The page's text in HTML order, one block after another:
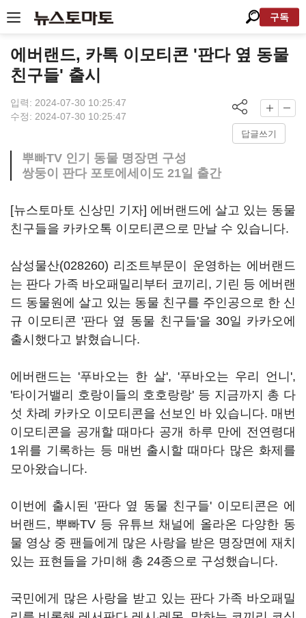
구독
에버랜드, 카톡 이모티콘 '판다 옆 동물
친구들' 출시
입력: 2024-07-30 10:25:47
수정: 2024-07-30 10:25:47
답글쓰기
뿌빠TV 인기 동물 명장면 구성
쌍둥이 판다 포토에세이도 21일 출간
[뉴스토마토 신상민 기자] 에버랜드에 살고 있는 동물
친구들을 카카오톡 이모티콘으로 만날 수 있습니다.
삼성물산(028260) 리조트부문이 운영하는 에버랜드
는 판다 가족 바오패밀리부터 코끼리, 기린 등 에버랜
드 동물원에 살고 있는 동물 친구를 주인공으로 한 신
규 이모티콘 '판다 옆 동물 친구들'을 30일 카카오에
출시했다고 밝혔습니다.
에버랜드는 '푸바오는 한 살', '푸바오는 우리 언니',
'타이거밸리 호랑이들의 호호랑랑' 등 지금까지 총 다
섯 차례 카카오 이모티콘을 선보인 바 있습니다. 매번
이모티콘을 공개할 때마다 공개 하루 만에 전연령대
1위를 기록하는 등 매번 출시할 때마다 많은 화제를
모아왔습니다.
이번에 출시된 '판다 옆 동물 친구들' 이모티콘은 에
버랜드, 뿌빠TV 등 유튜브 채널에 올라온 다양한 동
물 영상 중 팬들에게 많은 사랑을 받은 명장면에 재치
있는 표현들을 가미해 총 24종으로 구성했습니다.
국민에게 많은 사랑을 받고 있는 판다 가족 바오패밀